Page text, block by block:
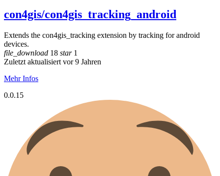
con4gis/con4gis_tracking_android
Extends the con4gis_tracking extension by tracking for android
devices.
file_download 18 star1
Zuletzt aktualisiert vor 9 Jahren
Mehr Infos
0.0.15